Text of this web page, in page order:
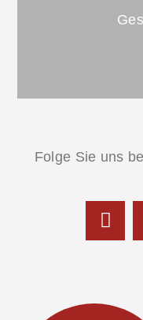
Lymphwege
Präventives
Folge Sie uns